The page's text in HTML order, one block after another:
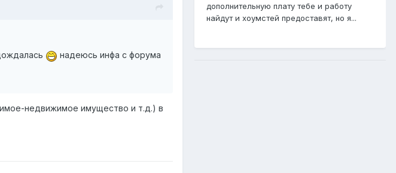
надеюсь инфа с форума
недвижимое имущество и т.д.) в
дополнительную плату тебе и работу
найдут и хоумстей предоставят, но я...